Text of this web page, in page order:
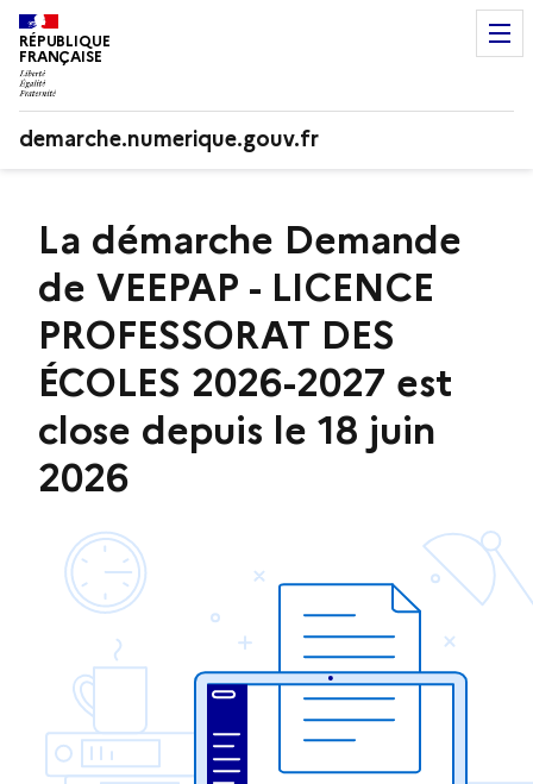
RÉPUBLIQUE
FRANÇAISE
demarche.numerique.gouv.fr
La démarche Demande
de VEEPAP - LICENCE
PROFESSORAT DES
ÉCOLES 2026-2027 est
close depuis le 18 juin
2026